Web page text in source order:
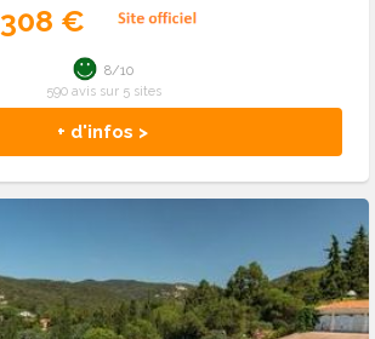
308 €
+ d'infos >
8/10
590 avis sur 5 sites